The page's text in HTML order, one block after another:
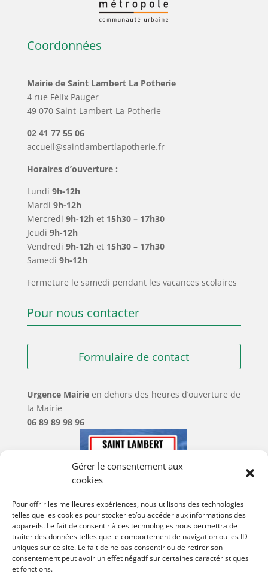
Gérer le consentement aux
cookies
Pour offrir les meilleures expériences, nous utilisons des technologies
telles que les cookies pour stocker et/ou accéder aux informations des
appareils. Le fait de consentir à ces technologies nous permettra de
traiter des données telles que le comportement de navigation ou les ID
uniques sur ce site. Le fait de ne pas consentir ou de retirer son
consentement peut avoir un effet négatif sur certaines caractéristiques
et fonctions.
Coordonnées
Mairie de Saint Lambert La Potherie
4 rue Félix Pauger
49 070 Saint-Lambert-La-Potherie
02 41 77 55 06
accueil@saintlambertlapotherie.fr
Horaires d’ouverture :
Lundi 9h-12h
Mardi 9h-12h
Mercredi 9h-12h et 15h30 – 17h30
Jeudi 9h-12h
Vendredi 9h-12h et 15h30 – 17h30
Samedi 9h-12h
Fermeture le samedi pendant les vacances scolaires
Pour nous contacter
Formulaire de contact
Urgence Mairie en dehors des heures d’ouverture de
la Mairie
06 89 89 98 96